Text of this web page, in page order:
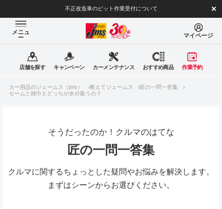
不正改造車のピット作業受付について
メニュ
ー マイページ
店舗を探す キャンペーン カーメンテナンス おすすめ商品 作業予約
カー用品のジェームス（jms） 教えてジェームス
匠の一問一答集
セームと雑巾とどっちが水分吸うの？
そうだったのか！クルマのはてな
匠の一問一答集
クルマに関するちょっとした疑問やお悩みを解決します。
まずはシーンからお選びください。